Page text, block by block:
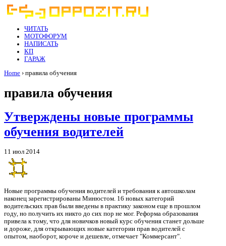
ЧИТАТЬ
МОТОФОРУМ
НАПИСАТЬ
КП
ГАРАЖ
Home › правила обучения
правила обучения
Утверждены новые программы
обучения водителей
11 июл 2014
Новые программы обучения водителей и требования к автошколам
наконец зарегистрированы Минюстом. 16 новых категорий
водительских прав были введены в практику законом еще в прошлом
году, но получить их никто до сих пор не мог. Реформа образования
привела к тому, что для новичков новый курс обучения станет дольше
и дороже, для открывающих новые категории прав водителей с
опытом, наоборот, короче и дешевле, отмечает "Коммерсант".